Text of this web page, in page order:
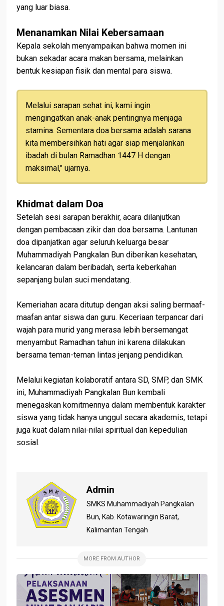
yang luar biasa.
Menanamkan Nilai Kebersamaan
Kepala sekolah menyampaikan bahwa momen ini
bukan sekadar acara makan bersama, melainkan
bentuk kesiapan fisik dan mental para siswa.
Melalui sarapan sehat ini, kami ingin
mengingatkan anak-anak pentingnya menjaga
stamina. Sementara doa bersama adalah sarana
kita membersihkan hati agar siap menjalankan
ibadah di bulan Ramadhan 1447 H dengan
maksimal," ujarnya.
Khidmat dalam Doa
Setelah sesi sarapan berakhir, acara dilanjutkan
dengan pembacaan zikir dan doa bersama. Lantunan
doa dipanjatkan agar seluruh keluarga besar
Muhammadiyah Pangkalan Bun diberikan kesehatan,
kelancaran dalam beribadah, serta keberkahan
sepanjang bulan suci mendatang.
Kemeriahan acara ditutup dengan aksi saling bermaaf-
maafan antar siswa dan guru. Keceriaan terpancar dari
wajah para murid yang merasa lebih bersemangat
menyambut Ramadhan tahun ini karena dilakukan
bersama teman-teman lintas jenjang pendidikan.
Melalui kegiatan kolaboratif antara SD, SMP, dan SMK
ini, Muhammadiyah Pangkalan Bun kembali
menegaskan komitmennya dalam membentuk karakter
siswa yang tidak hanya unggul secara akademis, tetapi
juga kuat dalam nilai-nilai spiritual dan kepedulian
sosial.
Admin
SMKS Muhammadiyah Pangkalan
Bun, Kab. Kotawaringin Barat,
Kalimantan Tengah
MORE FROM AUTHOR